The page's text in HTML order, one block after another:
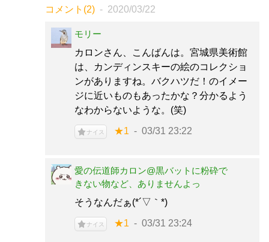
コメント(2) 2020/03/22
モリー
カロンさん、こんばんは。宮城県美術館
は、カンディンスキーの絵のコレクショ
ンがありますね。バクハツだ！のイメー
ジに近いものもあったかな？分かるよう
なわからないような。(笑)
ナイス ★1 03/31 23:22
愛の伝道師カロン@黒バットに粉砕で
きない物など、ありませんよっ
そうなんだぁ(*´▽｀*)
ナイス ★1 03/31 23:24